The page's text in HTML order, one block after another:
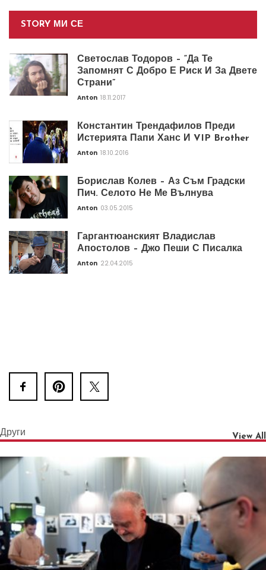
STORY МИ СЕ
Светослав Тодоров – “Да Те
Запомнят С Добро Е Риск И За Двете
Страни”
Anton 18.11.2017
Константин Трендафилов Преди
Истерията Папи Ханс И VIP Brother
Anton 18.10.2016
Борислав Колев – Аз Съм Градски
Пич. Селото Не Ме Вълнува
Anton 03.05.2015
Гаргантюанският Владислав
Апостолов – Джо Пеши С Писалка
Anton 22.04.2015
Други View All